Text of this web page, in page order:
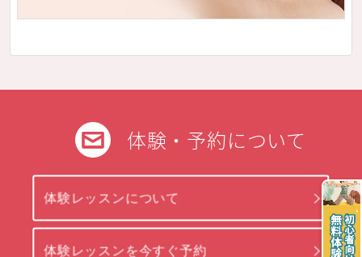
体験・予約について
体験レッスンについて
体験レッスンを今すぐ予約